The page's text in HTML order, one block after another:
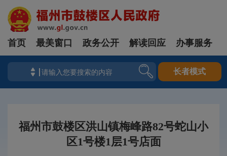
首页 最美窗口 政务公开 解读回应 办事服务
长者模式
福州市鼓楼区洪山镇梅峰路82号蛇山小
区1号楼1层1号店面